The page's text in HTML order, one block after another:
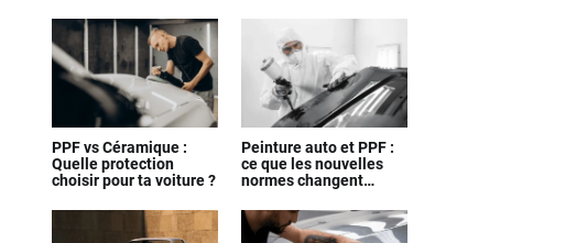
PPF vs Céramique :
Quelle protection
choisir pour ta voiture ?
Peinture auto et PPF :
ce que les nouvelles
normes changent